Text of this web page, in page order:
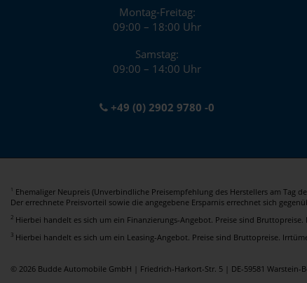
Montag-Freitag:
09:00 – 18:00 Uhr
Samstag:
09:00 – 14:00 Uhr
+49 (0) 2902 9780 -0
1
Ehemaliger Neupreis (Unverbindliche Preisempfehlung des Herstellers am Tag
Der errechnete Preisvorteil sowie die angegebene Ersparnis errechnet sich
2 Hierbei handelt es sich um ein Finanzierungs-Angebot. Preise sind Bruttopreise.
3 Hierbei handelt es sich um ein Leasing-Angebot. Preise sind Bruttopreise.
© 2026 Budde Automobile GmbH | Friedrich-Harkort-Str. 5 | DE-59581